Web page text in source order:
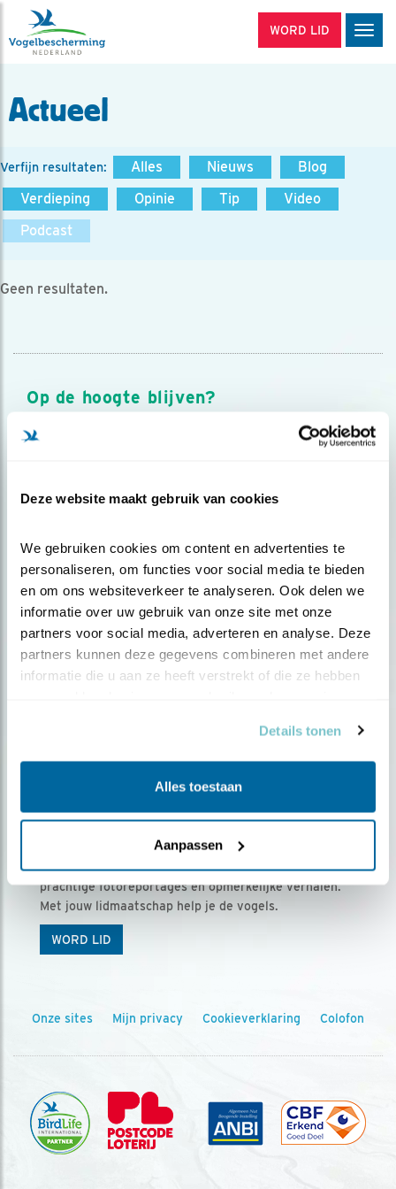
Deze website maakt gebruik van cookies
We gebruiken cookies om content en advertenties te
personaliseren, om functies voor social media te bieden
en om ons websiteverkeer te analyseren. Ook delen we
informatie over uw gebruik van onze site met onze
partners voor social media, adverteren en analyse. Deze
partners kunnen deze gegevens combineren met andere
informatie die u aan ze heeft verstrekt of die ze hebben
Details tonen
Alles toestaan
Aanpassen
WORD LID
Actueel
Verfijn resultaten: Alles Nieuws
Blog
Verdieping
Opinie Tip
Video
Podcast
Geen resultaten.
Op de hoogte blijven?
Meld je aan en ontvang nieuws, inspiratie, acties en tips
over vogels en activiteiten van Vogelbescherming.
Ontvang 5 x Vogels voor € 36,00 per jaar
Vogels is het tijdschrift voor onze leden, met
prachtige fotoreportages en opmerkelijke verhalen.
Met jouw lidmaatschap help je de vogels.
WORD LID
Onze sites Mijn privacy Cookieverklaring Colofon